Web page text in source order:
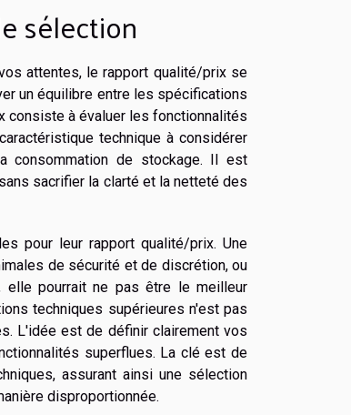
sélection
attentes, le rapport qualité/prix se
un équilibre entre les spécifications
consiste à évaluer les fonctionnalités
technique à considérer
consommation de stockage. Il est
sacrifier la clarté et la netteté des
pour leur rapport qualité/prix. Une
de sécurité et de discrétion, ou
elle pourrait ne pas être le meilleur
techniques supérieures n'est pas
L'idée est de définir clairement vos
superflues. La clé est de
assurant ainsi une sélection
disproportionnée.